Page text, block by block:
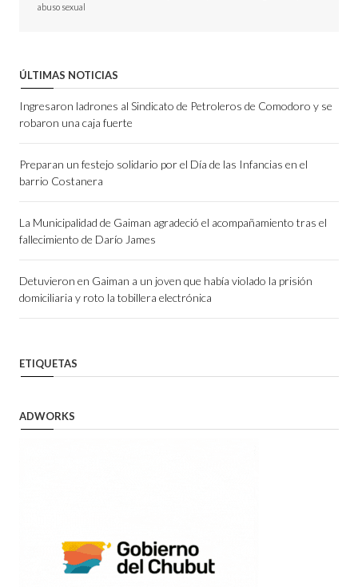
abuso sexual
ÚLTIMAS NOTICIAS
Ingresaron ladrones al Sindicato de Petroleros de Comodoro y se
robaron una caja fuerte
Preparan un festejo solidario por el Día de las Infancias en el
barrio Costanera
La Municipalidad de Gaiman agradeció el acompañamiento tras el
fallecimiento de Darío James
Detuvieron en Gaiman a un joven que había violado la prisión
domiciliaria y roto la tobillera electrónica
ETIQUETAS
ADWORKS